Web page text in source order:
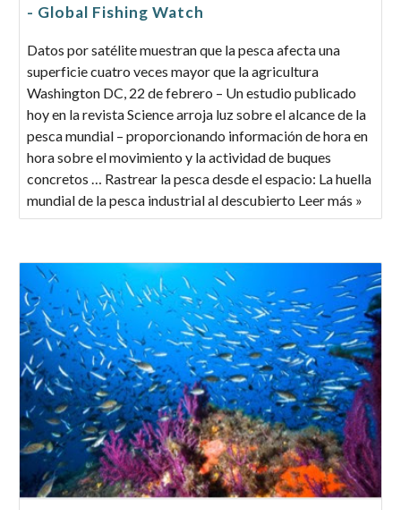
- Global Fishing Watch
Datos por satélite muestran que la pesca afecta una
superficie cuatro veces mayor que la agricultura
Washington DC, 22 de febrero – Un estudio publicado
hoy en la revista Science arroja luz sobre el alcance de la
pesca mundial – proporcionando información de hora en
hora sobre el movimiento y la actividad de buques
concretos … Rastrear la pesca desde el espacio: La huella
mundial de la pesca industrial al descubierto Leer más »